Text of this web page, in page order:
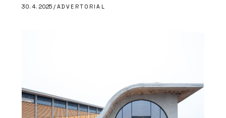
30. 4. 2025 / ADVERTORIAL